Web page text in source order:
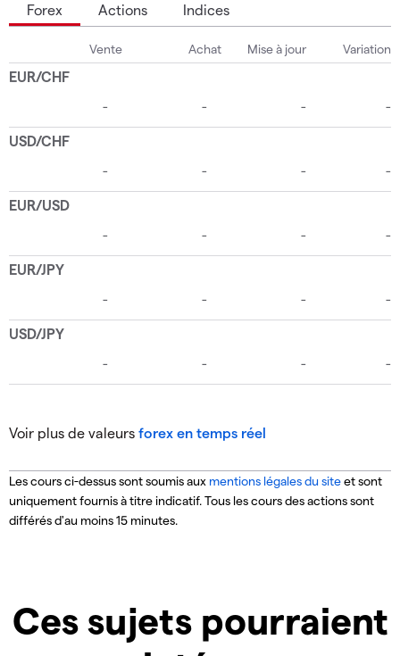
Forex Actions Indices
Voir plus de valeurs forex en temps réel
Les cours ci-dessus sont soumis aux mentions légales du siteet sont
uniquement fournis à titre indicatif.Tous les cours des actions sont
différés d'au moins 15 minutes.
Ces sujets pourraient